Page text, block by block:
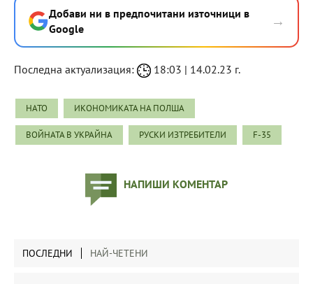
Добави ни в предпочитани източници в
Google
→
Последна актуализация: 18:03 | 14.02.23 г.
НАТО ИКОНОМИКАТА НА ПОЛША
ВОЙНАТА В УКРАЙНА РУСКИ ИЗТРЕБИТЕЛИ F-35
НАПИШИ КОМЕНТАР
ПОСЛЕДНИ НАЙ-ЧЕТЕНИ